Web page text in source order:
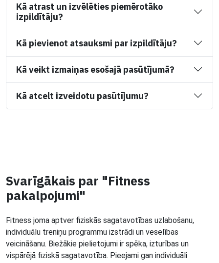
Kā atrast un izvēlēties piemērotāko
izpildītāju?
Kā pievienot atsauksmi par izpildītāju?
Kā veikt izmaiņas esošajā pasūtījumā?
Kā atcelt izveidotu pasūtījumu?
Svarīgākais par "Fitness
pakalpojumi"
Fitness joma aptver fiziskās sagatavotības uzlabošanu,
individuālu treniņu programmu izstrādi un veselības
veicināšanu. Biežākie pielietojumi ir spēka, izturības un
vispārējā fiziskā sagatavotība. Pieejami gan individuāli